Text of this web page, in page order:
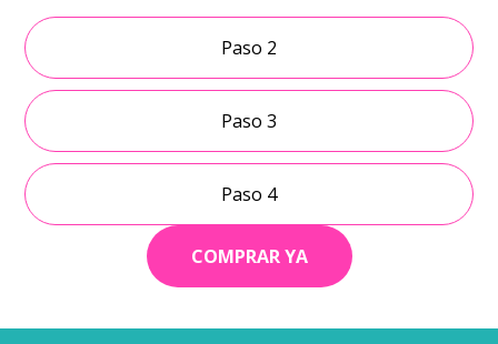
Paso 2
Paso 3
Paso 4
COMPRAR YA